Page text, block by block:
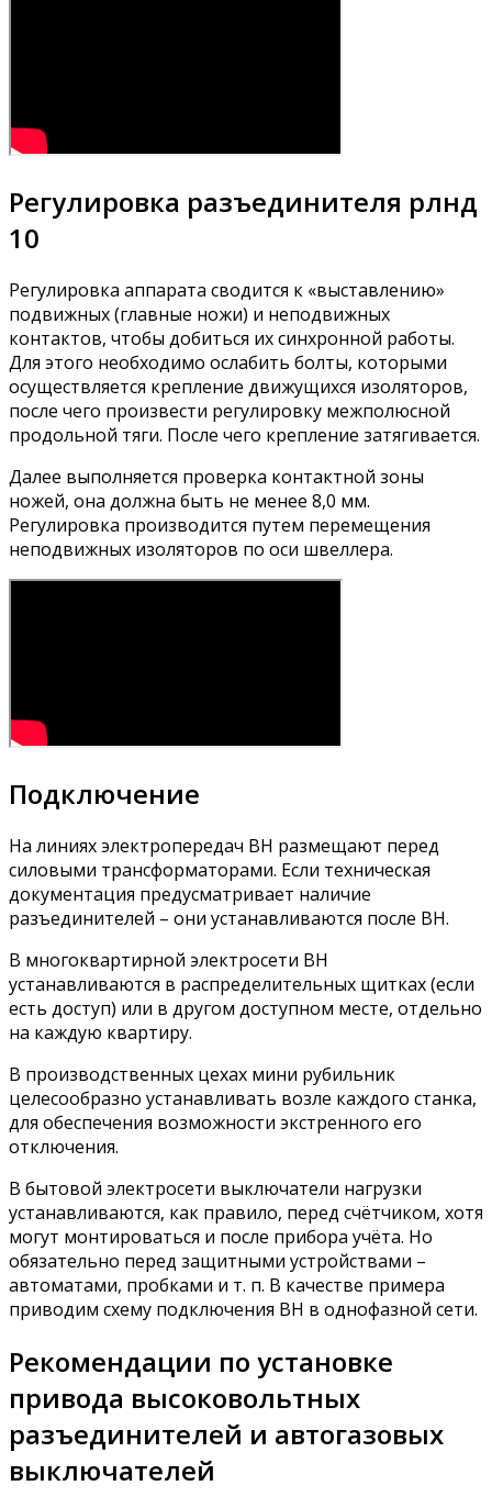
Регулировка разъединителя рлнд
10
Регулировка аппарата сводится к «выставлению»
подвижных (главные ножи) и неподвижных
контактов, чтобы добиться их синхронной работы.
Для этого необходимо ослабить болты, которыми
осуществляется крепление движущихся изоляторов,
после чего произвести регулировку межполюсной
продольной тяги. После чего крепление затягивается.
Далее выполняется проверка контактной зоны
ножей, она должна быть не менее 8,0 мм.
Регулировка производится путем перемещения
неподвижных изоляторов по оси швеллера.
Подключение
На линиях электропередач ВН размещают перед
силовыми трансформаторами. Если техническая
документация предусматривает наличие
разъединителей – они устанавливаются после ВН.
В многоквартирной электросети ВН
устанавливаются в распределительных щитках (если
есть доступ) или в другом доступном месте, отдельно
на каждую квартиру.
В производственных цехах мини рубильник
целесообразно устанавливать возле каждого станка,
для обеспечения возможности экстренного его
отключения.
В бытовой электросети выключатели нагрузки
устанавливаются, как правило, перед счётчиком, хотя
могут монтироваться и после прибора учёта. Но
обязательно перед защитными устройствами –
автоматами, пробками и т. п. В качестве примера
приводим схему подключения ВН в однофазной сети.
Рекомендации по установке
привода высоковольтных
разъединителей и автогазовых
выключателей